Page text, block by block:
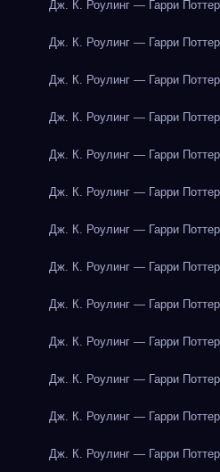
Дж. К. Роулинг — Гарри
Дж. К. Роулинг — Гарри
Дж. К. Роулинг — Гарри
Дж. К. Роулинг — Гарри
Дж. К. Роулинг — Гарри
Дж. К. Роулинг — Гарри
Дж. К. Роулинг — Гарри
Дж. К. Роулинг — Гарри
Дж. К. Роулинг — Гарри
Дж. К. Роулинг — Гарри
Дж. К. Роулинг — Гарри
Дж. К. Роулинг — Гарри
Дж. К. Роулинг — Гарри